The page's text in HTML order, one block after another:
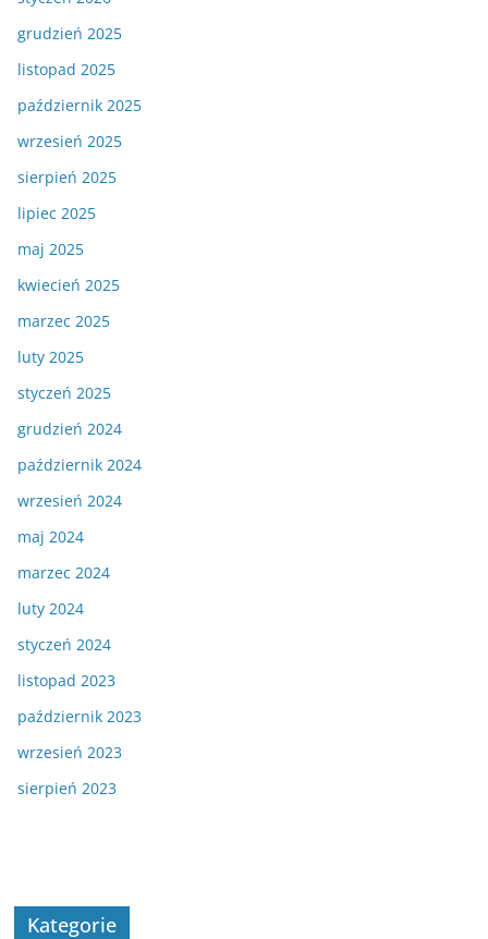
grudzień 2025
listopad 2025
październik 2025
wrzesień 2025
sierpień 2025
lipiec 2025
maj 2025
kwiecień 2025
marzec 2025
luty 2025
styczeń 2025
grudzień 2024
październik 2024
wrzesień 2024
maj 2024
marzec 2024
luty 2024
styczeń 2024
listopad 2023
październik 2023
wrzesień 2023
sierpień 2023
Kategorie